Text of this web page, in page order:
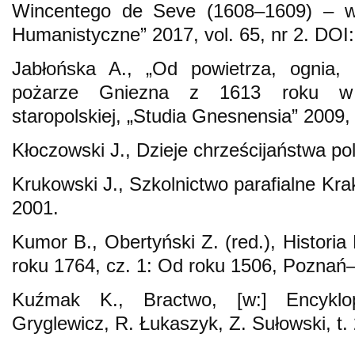
Wincentego de Seve (1608–1609) –
Humanistyczne” 2017, vol. 65, nr 2.
Jabłońska A., „Od powietrza,
pożarze Gniezna z 1613 roku w
staropolskiej, „Studia Gnesnensia”
Kłoczowski J., Dzieje chrześcijaństwa
Krukowski J., Szkolnictwo parafialne
2001.
Kumor B., Obertyński Z. (red.), Historia
roku 1764, cz. 1: Od roku 1506,
Kuźmak K., Bractwo, [w:]
Gryglewicz, R. Łukaszyk, Z. Sułowski,